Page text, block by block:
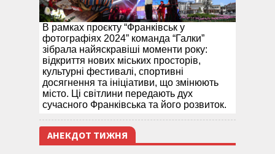
В рамках проєкту “Франківськ у
фотографіях 2024” команда “Галки”
зібрала найяскравіші моменти року:
відкриття нових міських просторів,
культурні фестивалі, спортивні
досягнення та ініціативи, що змінюють
місто. Ці світлини передають дух
сучасного Франківська та його розвиток.
АНЕКДОТ ТИЖНЯ